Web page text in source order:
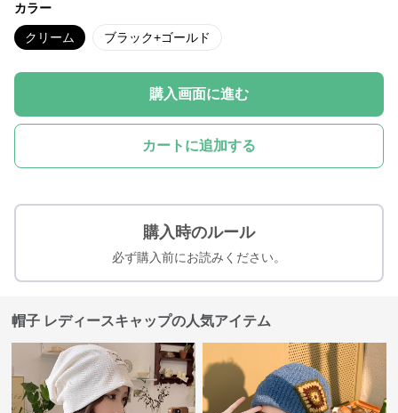
カラー
クリーム ブラック+ゴールド
購入画面に進む
カートに追加する
購入時のルール
必ず購入前にお読みください。
帽子 レディースキャップの人気アイテム